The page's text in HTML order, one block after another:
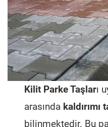
Kilit Parke Taşları
arasında kaldırımı
bilinmektedir. Bu